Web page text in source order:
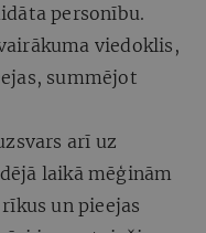
personību.
viedoklis,
summējot
arī uz
laikā mēģinām
un pieejas